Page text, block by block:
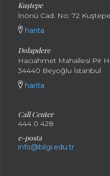
Kuştepe
İnönü Cad. No: 72
harita
Dolapdere
Hacıahmet Mahallesi Pir
34440 Beyoğlu İstanbul
harita
Call Center
444 0 428
e-posta
info@bilgi.edu.tr